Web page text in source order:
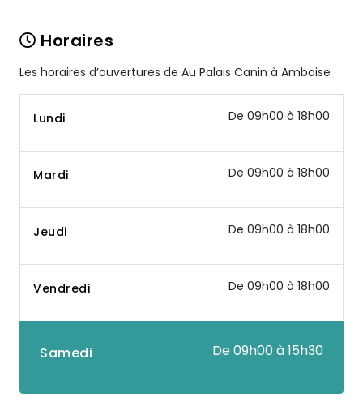
Horaires
Les horaires d’ouvertures de Au Palais Canin à Amboise
Lundi De 09h00 à 18h00
Mardi De 09h00 à 18h00
Jeudi De 09h00 à 18h00
Vendredi De 09h00 à 18h00
Samedi De 09h00 à 15h30